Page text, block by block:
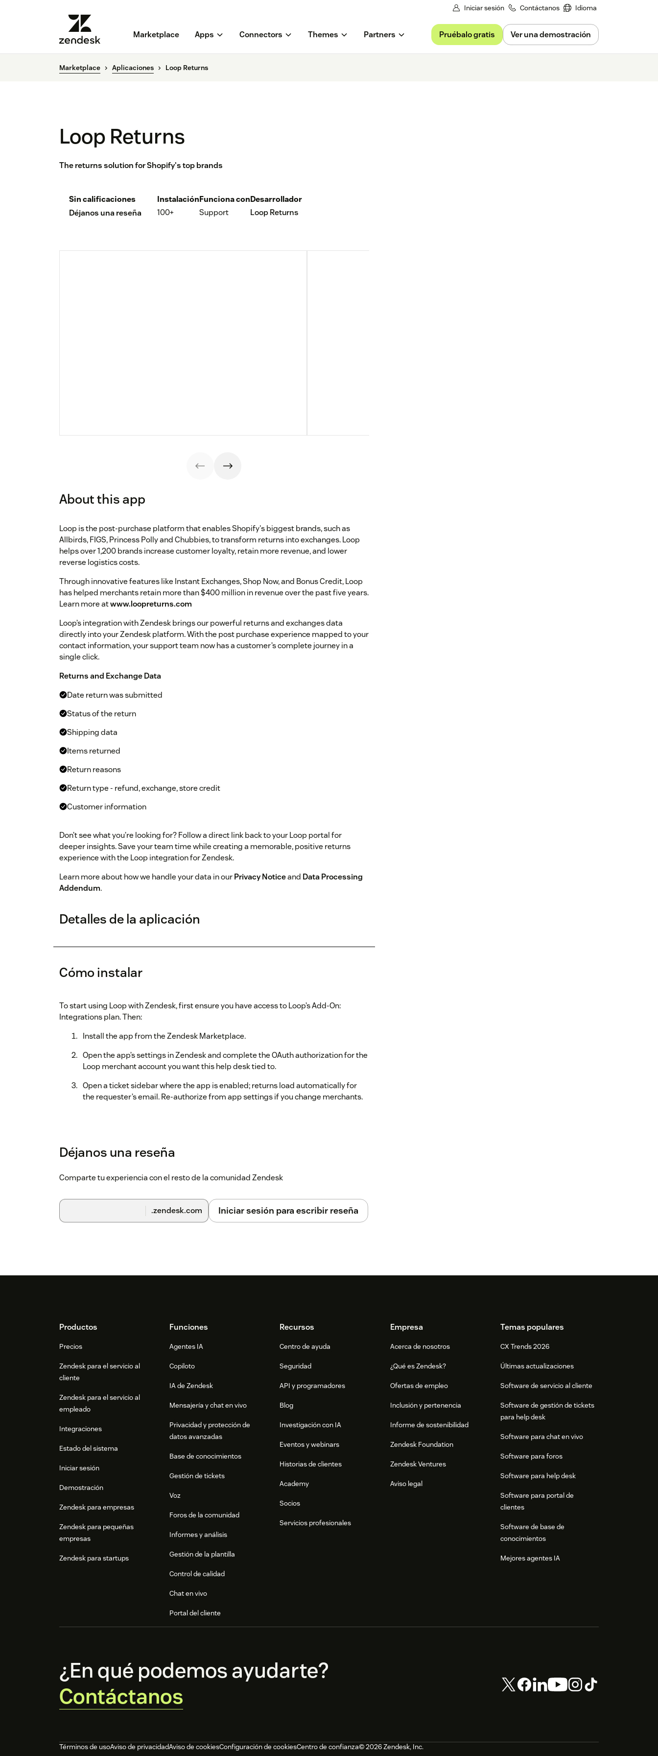
Iniciar sesión Contáctanos Idioma
Marketplace Apps Connectors Themes Partners Pruébalo gratis Ver una demostración
Marketplace Aplicaciones Loop Returns
Loop Returns
The returns solution for Shopify's top brands
Sin calificaciones
Déjanos una reseña
Instalación
100+
Funciona con
Support
Desarrollador
Loop Returns
About this app
Loop is the post-purchase platform that enables Shopify's biggest brands, such as
Allbirds, FIGS, Princess Polly and Chubbies, to transform returns into exchanges. Loop
helps over 1,200 brands increase customer loyalty, retain more revenue, and lower
reverse logistics costs.
Through innovative features like Instant Exchanges, Shop Now, and Bonus Credit, Loop
has helped merchants retain more than $400 million in revenue over the past five years.
Learn more atwww.loopreturns.com
Loop’s integration with Zendesk brings our powerful returns and exchanges data
directly into your Zendesk platform. With the post purchase experience mapped to your
contact information, your support team now has a customer’s complete journey in a
single click.
Returns and Exchange Data
Date return was submitted
Status of the return
Shipping data
Items returned
Return reasons
Return type - refund, exchange, store credit
Customer information
Don’t see what you’re looking for? Follow a direct link back to your Loop portal for
deeper insights. Save your team time while creating a memorable, positive returns
experience with the Loop integration for Zendesk.
Learn more about how we handle your data in ourPrivacy Noticeand Data Processing
Addendum.
Detalles de la aplicación
Cómo instalar
To start using Loop with Zendesk, first ensure you have access to Loop’s Add-On:
Integrations plan. Then:
Install the app from the Zendesk Marketplace.
Open the app’s settings in Zendesk and complete the OAuth authorization for the
Loop merchant account you want this help desk tied to.
Open a ticket sidebar where the app is enabled; returns load automatically for
the requester’s email. Re-authorize from app settings if you change merchants.
Déjanos una reseña
Comparte tu experiencia con el resto de la comunidad Zendesk
.zendesk.com Iniciar sesión para escribir reseña
FooterProductos
Precios
Zendesk para el servicio al
cliente
Zendesk para el servicio al
empleado
Integraciones
Estado del sistema
Iniciar sesión
Demostración
Zendesk para empresas
Zendesk para pequeñas
empresas
Zendesk para startups
Funciones
Agentes IA
Copiloto
IA de Zendesk
Mensajería y chat en vivo
Privacidad y protección de
datos avanzadas
Base de conocimientos
Gestión de tickets
Voz
Foros de la comunidad
Informes y análisis
Gestión de la plantilla
Control de calidad
Chat en vivo
Portal del cliente
Recursos
Centro de ayuda
Seguridad
API y programadores
Blog
Investigación con IA
Eventos y webinars
Historias de clientes
Academy
Socios
Servicios profesionales
Empresa
Acerca de nosotros
¿Qué es Zendesk?
Ofertas de empleo
Inclusión y pertenencia
Informe de sostenibilidad
Zendesk Foundation
Zendesk Ventures
Aviso legal
Temas populares
CX Trends 2026
Últimas actualizaciones
Software de servicio al cliente
Software de gestión de tickets
para help desk
Software para chat en vivo
Software para foros
Software para help desk
Software para portal de
clientes
Software de base de
conocimientos
Mejores agentes IA
¿En qué podemos ayudarte?
Contáctanos
Términos de usoAviso de privacidadAviso de cookiesConfiguración de cookiesCentro de confianza© 2026 Zendesk, Inc.